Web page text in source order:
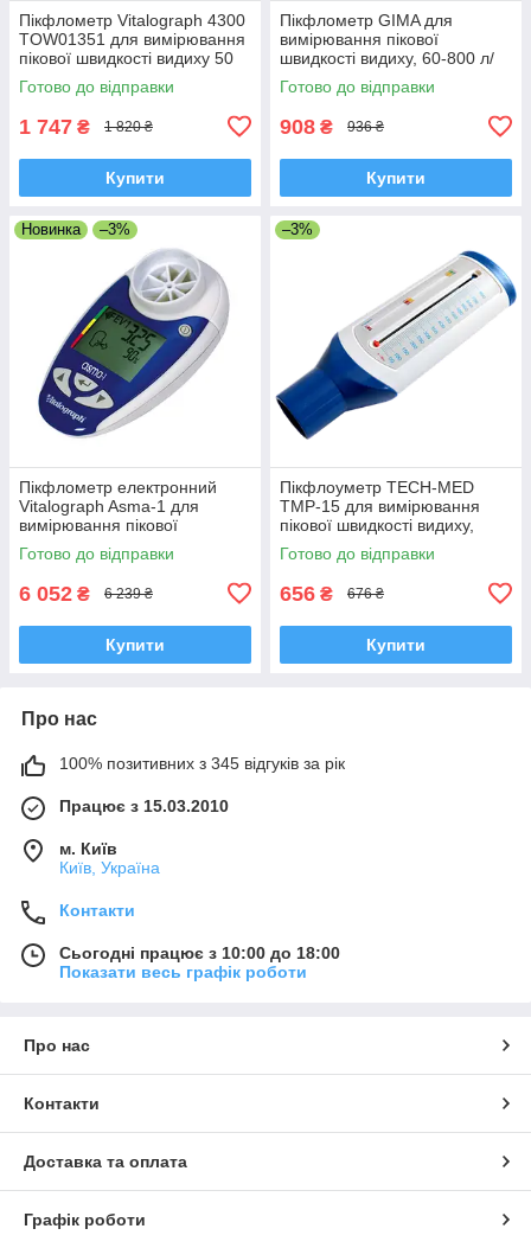
Пікфлометр Vitalograph 4300
TOW01351 для вимірювання
пікової швидкості видиху 50
— 800 л/хв, Ірландія
Готово до відправки
1 747 ₴ 1 820 ₴
Купити
Пікфлометр GIMA для
вимірювання пікової
швидкості видиху, 60-800 л/
хв, США
Готово до відправки
908 ₴ 936 ₴
Купити
Новинка –3%
Пікфлометр електронний
Vitalograph Asma-1 для
вимірювання пікової
швидкості видиху 25-840 л/хв,
Ірландія
Готово до відправки
6 052 ₴ 6 239 ₴
Купити
–3%
Пікфлоуметр TECH-MED
TMP-15 для вимірювання
пікової швидкості видиху,
Польща
Готово до відправки
656 ₴ 676 ₴
Купити
Про нас
100% позитивних з 345 відгуків за рік
Працює з 15.03.2010
м. Київ
Київ, Україна
Контакти
Сьогодні працює з 10:00 до 18:00
Показати весь графік роботи
Про нас
Контакти
Доставка та оплата
Графік роботи